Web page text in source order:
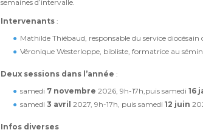
semaines d’intervalle.
Intervenants :
Mathilde Thiébaud, responsable du service
Véronique Westerloppe, bibliste, formatrice au
Deux sessions dans l’année :
samedi 7 novembre 2026, 9h-17h,puis samedi 16
samedi 3 avril 2027, 9h-17h, puis samedi 12 juin
Infos diverses